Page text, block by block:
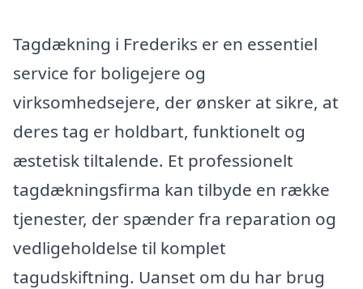
Tagdækning i Frederiks er en essentiel
service for boligejere og
virksomhedsejere, der ønsker at sikre, at
deres tag er holdbart, funktionelt og
æstetisk tiltalende. Et professionelt
tagdækningsfirma kan tilbyde en række
tjenester, der spænder fra reparation og
vedligeholdelse til komplet
tagudskiftning. Uanset om du har brug